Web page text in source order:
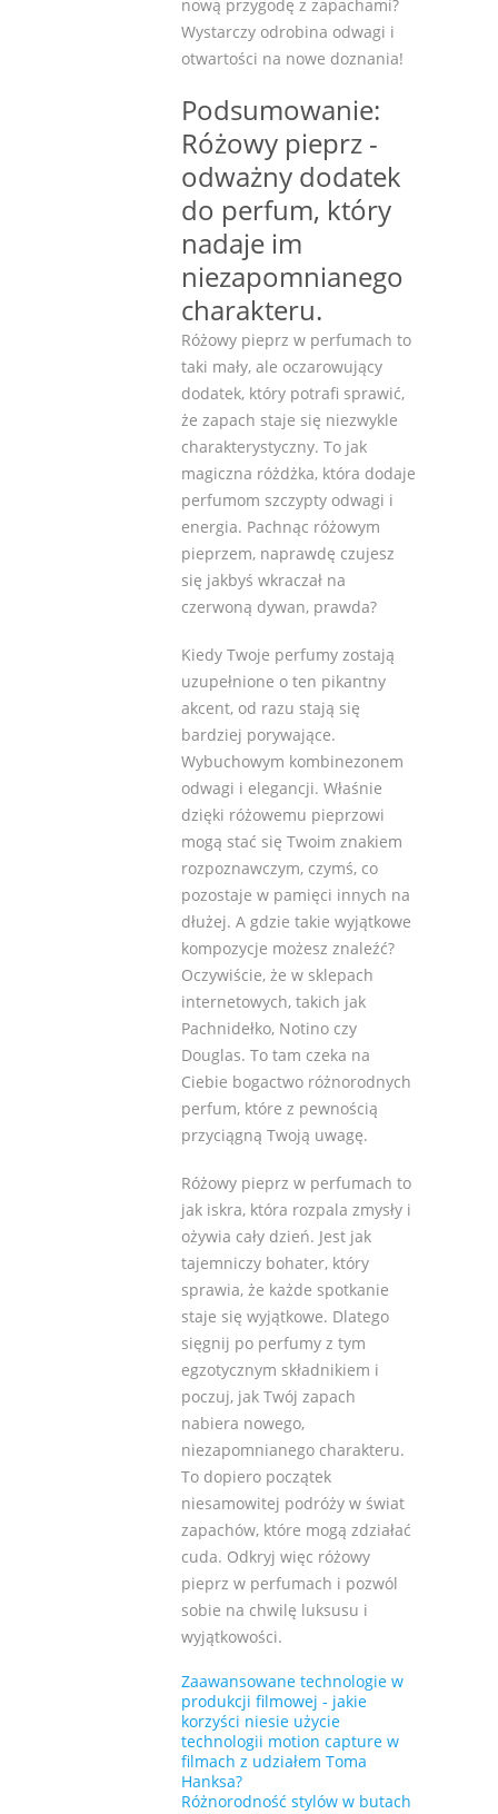
nową przygodę z zapachami?
Wystarczy odrobina odwagi i
otwartości na nowe doznania!
Podsumowanie:
Różowy pieprz -
odważny dodatek
do perfum, który
nadaje im
niezapomnianego
charakteru.
Różowy pieprz w perfumach to
taki mały, ale oczarowujący
dodatek, który potrafi sprawić,
że zapach staje się niezwykle
charakterystyczny. To jak
magiczna różdżka, która dodaje
perfumom szczypty odwagi i
energia. Pachnąc różowym
pieprzem, naprawdę czujesz
się jakbyś wkraczał na
czerwoną dywan, prawda?
Kiedy Twoje perfumy zostają
uzupełnione o ten pikantny
akcent, od razu stają się
bardziej porywające.
Wybuchowym kombinezonem
odwagi i elegancji. Właśnie
dzięki różowemu pieprzowi
mogą stać się Twoim znakiem
rozpoznawczym, czymś, co
pozostaje w pamięci innych na
dłużej. A gdzie takie wyjątkowe
kompozycje możesz znaleźć?
Oczywiście, że w sklepach
internetowych, takich jak
Pachnidełko, Notino czy
Douglas. To tam czeka na
Ciebie bogactwo różnorodnych
perfum, które z pewnością
przyciągną Twoją uwagę.
Różowy pieprz w perfumach to
jak iskra, która rozpala zmysły i
ożywia cały dzień. Jest jak
tajemniczy bohater, który
sprawia, że każde spotkanie
staje się wyjątkowe. Dlatego
sięgnij po perfumy z tym
egzotycznym składnikiem i
poczuj, jak Twój zapach
nabiera nowego,
niezapomnianego charakteru.
To dopiero początek
niesamowitej podróży w świat
zapachów, które mogą zdziałać
cuda. Odkryj więc różowy
pieprz w perfumach i pozwól
sobie na chwilę luksusu i
wyjątkowości.
Zaawansowane technologie w
produkcji filmowej - jakie
korzyści niesie użycie
technologii motion capture w
filmach z udziałem Toma
Hanksa?
Różnorodność stylów w butach